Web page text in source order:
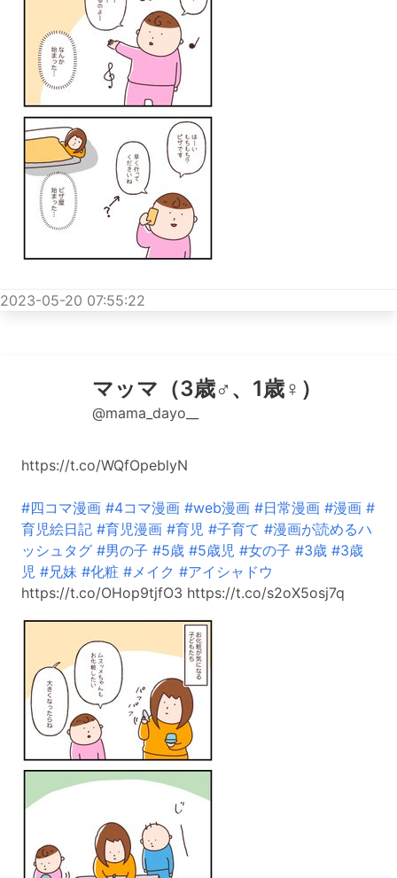
2023-05-20 07:55:22
マッマ（3歳♂、1歳♀）
@mama_dayo__
https://t.co/WQfOpeblyN
#四コマ漫画 #4コマ漫画 #web漫画 #日常漫画 #漫画 #
育児絵日記 #育児漫画 #育児 #子育て #漫画が読めるハ
ッシュタグ #男の子 #5歳 #5歳児 #女の子 #3歳 #3歳
児 #兄妹 #化粧 #メイク #アイシャドウ
https://t.co/OHop9tjfO3 https://t.co/s2oX5osj7q